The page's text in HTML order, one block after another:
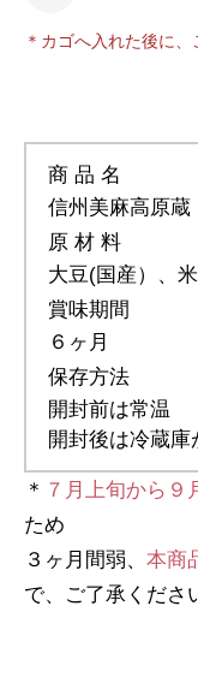
＊カゴへ入れた後に
商 品 名
信州美麻高原蔵
原 材 料
大豆(国産）、
賞味期間
６ヶ月
保存方法
開封前は常温
開封後は冷蔵
＊ ７月上旬から９
ため
３ヶ月間弱、 本商
で、ご了承くださ